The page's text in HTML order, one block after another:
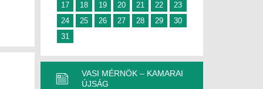
17
18 19 20 21 22
23
24
25 26 27 28 29
30
31
VASI MÉRNÖK – KAMARAI
ÚJSÁG